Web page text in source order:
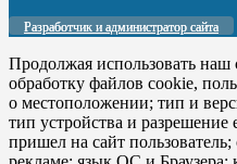
Разработчик и администратор сайта
Продолжая использовать наш
обработку файлов cookie,
о местоположении; тип и
тип устройства и разрешение
пришел на сайт